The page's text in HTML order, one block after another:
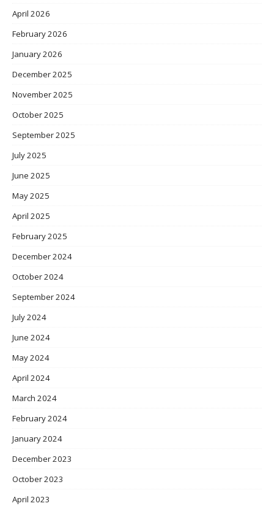
April 2026
February 2026
January 2026
December 2025
November 2025
October 2025
September 2025
July 2025
June 2025
May 2025
April 2025
February 2025
December 2024
October 2024
September 2024
July 2024
June 2024
May 2024
April 2024
March 2024
February 2024
January 2024
December 2023
October 2023
April 2023